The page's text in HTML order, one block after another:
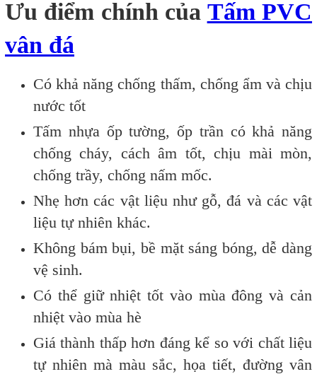
Ưu điểm chính của Tấm PVC
vân đá
Có khả năng chống thấm, chống ẩm và chịu
nước tốt
Tấm nhựa ốp tường, ốp trần có khả năng
chống cháy, cách âm tốt, chịu mài mòn,
chống trầy, chống nấm mốc.
Nhẹ hơn các vật liệu như gỗ, đá và các vật
liệu tự nhiên khác.
Không bám bụi, bề mặt sáng bóng, dễ dàng
vệ sinh.
Có thể giữ nhiệt tốt vào mùa đông và cản
nhiệt vào mùa hè
Giá thành thấp hơn đáng kể so với chất liệu
tự nhiên mà màu sắc, họa tiết, đường vân